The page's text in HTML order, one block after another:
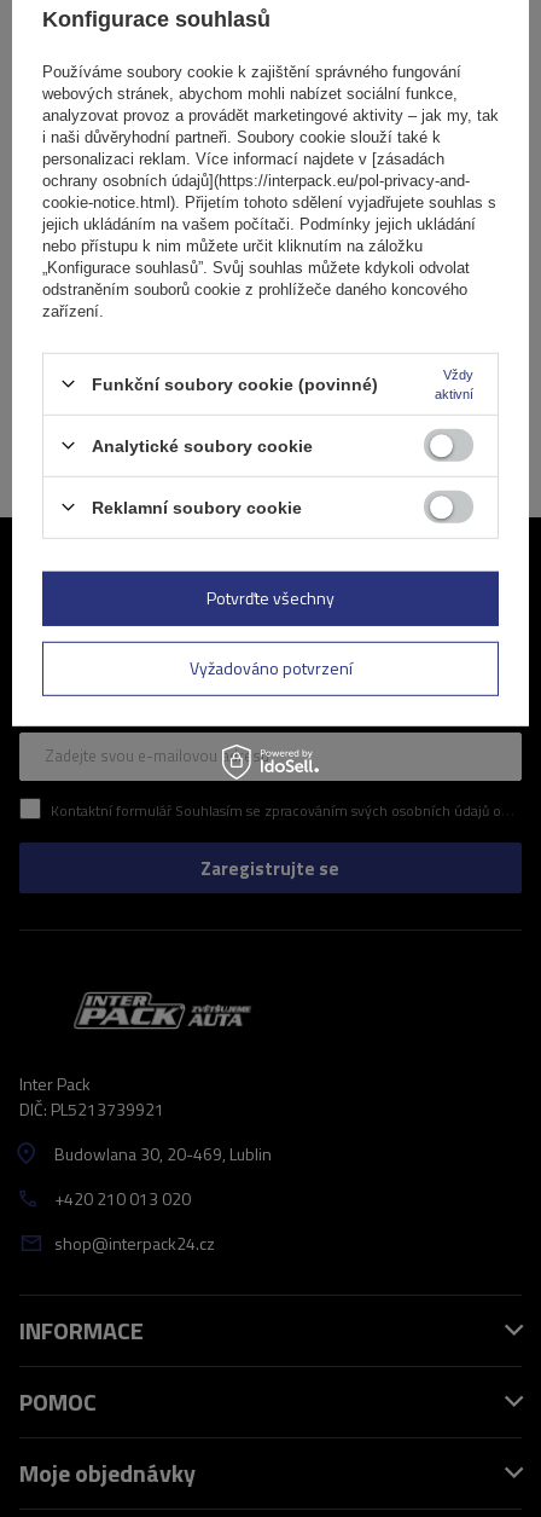
Střešní nosič Mont Blanc Supra 2
2 189,00 Kčs DPH
Produkt dostupný ve velkém množství
Přidat
do
košíku
Připojte se k nám
obchodě. Zní to zajímavě? Přihlaste se k odběru našeho newsletteru
a ujistěte se, že vám neunikne žádná z atraktivních nabídek, které pro
vás připravujeme.
Zadejte svou e-mailovou adresu
Kontaktní formulář Souhlasím se zpracováním svých osobních údajů obsažených v kontaktním formuláři v souladu s nařízením Evropského parlamentu a Rady (EU)
Zaregistrujte se
Inter Pack
DIČ: PL5213739921
Budowlana 30, 20-469, Lublin
+420 210 013 020
shop@interpack24.cz
INFORMACE
POMOC
Moje objednávky
Konfigurace souhlasů
Používáme soubory cookie k zajištění správného fungování
webových stránek, abychom mohli nabízet sociální funkce,
analyzovat provoz a provádět marketingové aktivity – jak my, tak
i naši důvěryhodní partneři. Soubory cookie slouží také k
personalizaci reklam. Více informací najdete v [zásadách
ochrany osobních údajů](https://interpack.eu/pol-privacy-and-
cookie-notice.html). Přijetím tohoto sdělení vyjadřujete souhlas s
jejich ukládáním na vašem počítači. Podmínky jejich ukládání
nebo přístupu k nim můžete určit kliknutím na záložku
„Konfigurace souhlasů”. Svůj souhlas můžete kdykoli odvolat
odstraněním souborů cookie z prohlížeče daného koncového
zařízení.
Funkční soubory cookie (povinné)
Vždy
aktivní
Analytické soubory cookie
Reklamní soubory cookie
Vyžadováno potvrzení
Potvrďte všechny